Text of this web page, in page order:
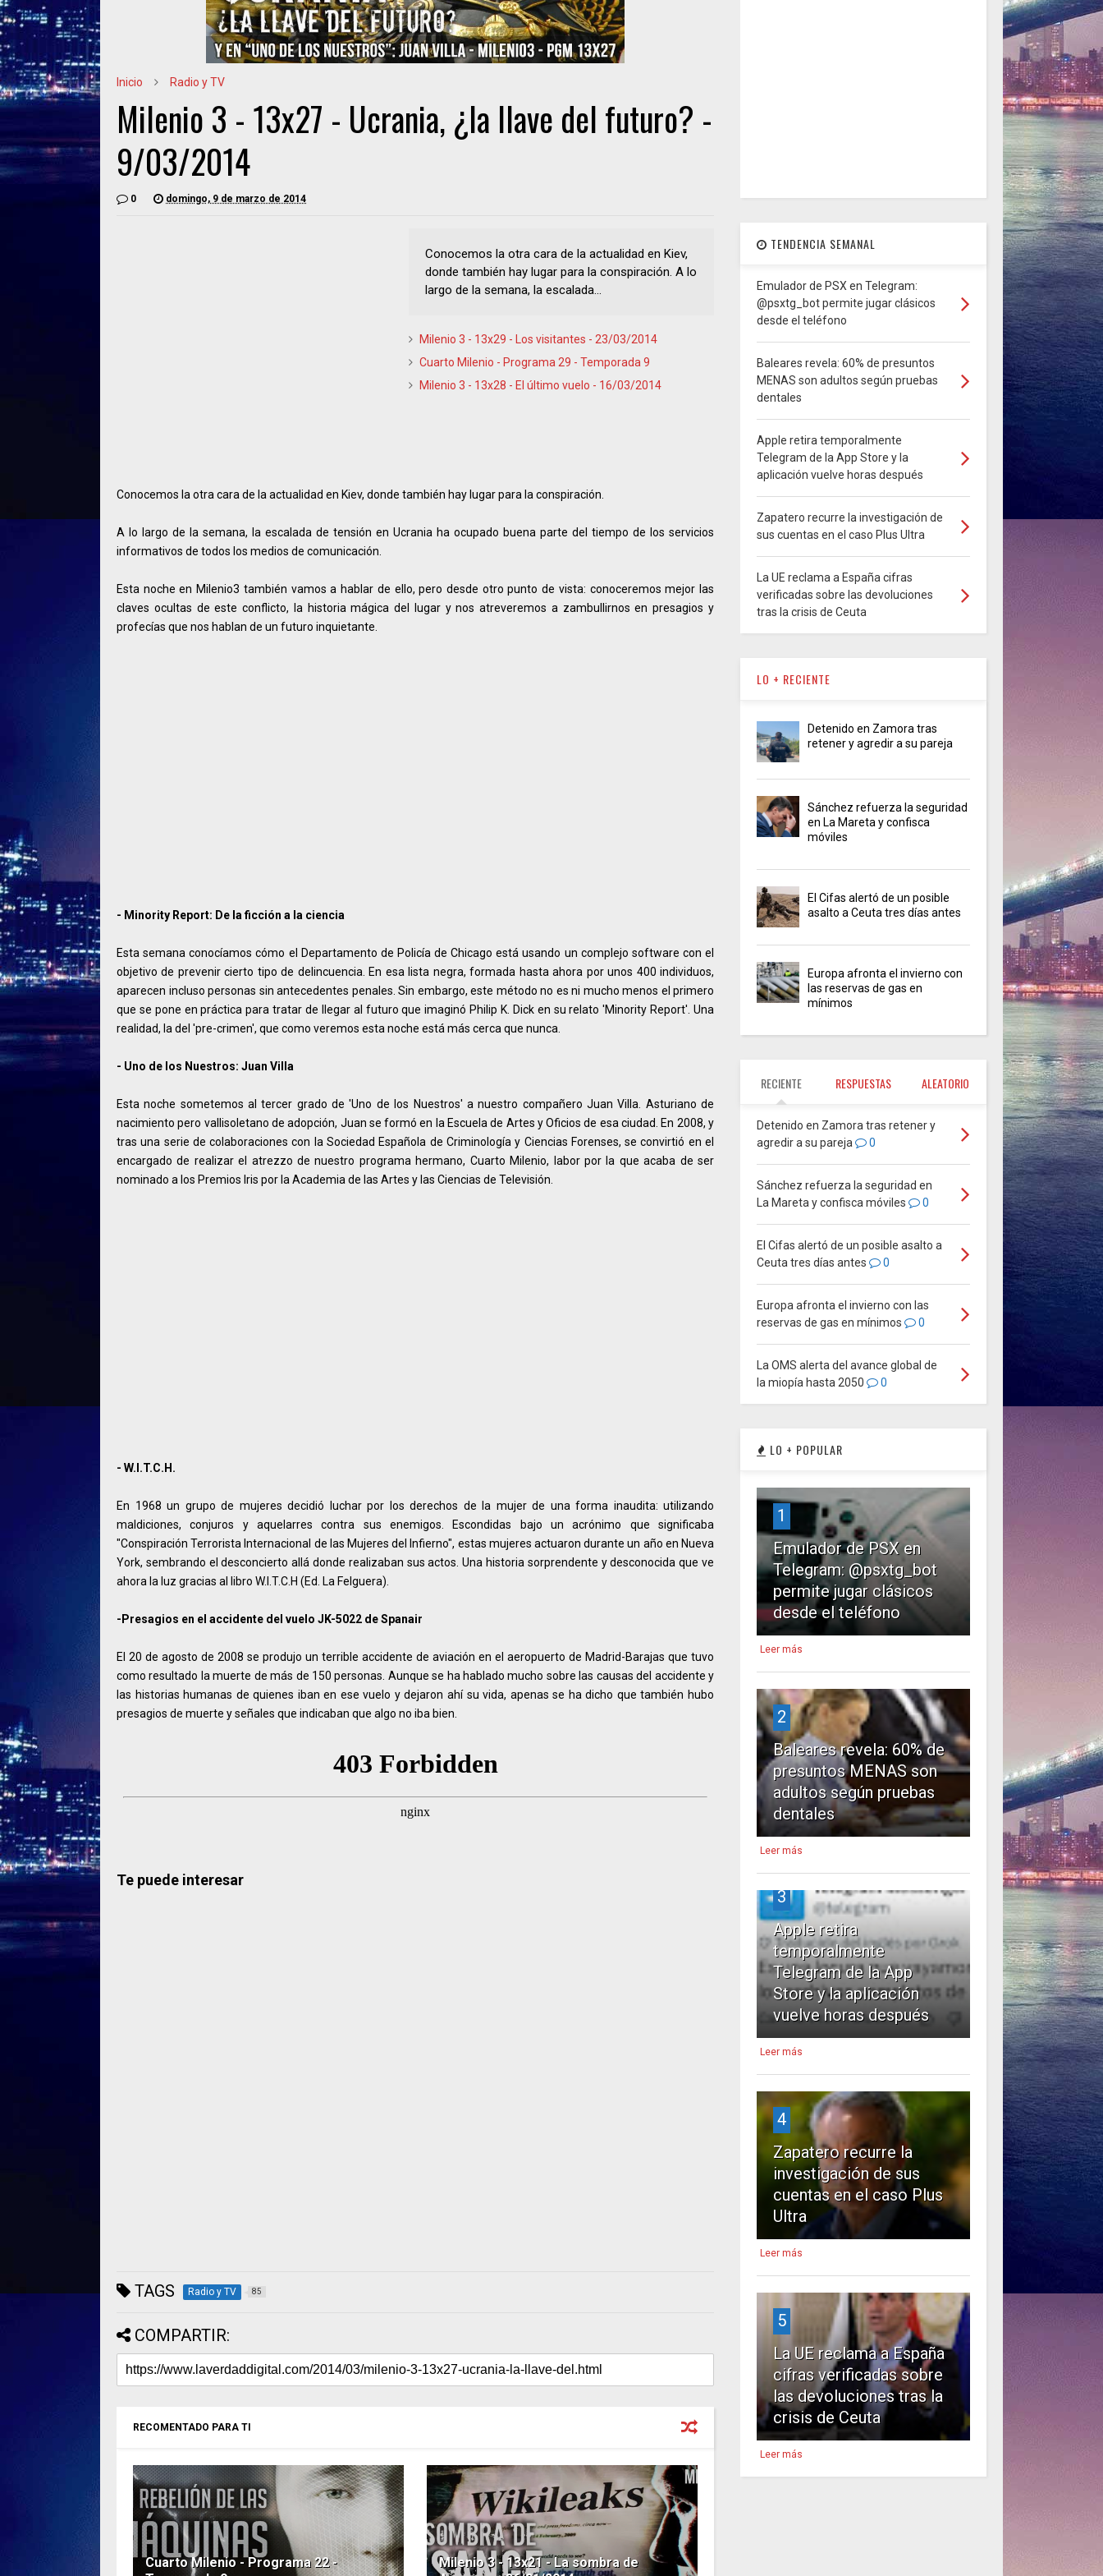
Inicio Radio y TV
Milenio 3 - 13x27 - Ucrania, ¿la llave del futuro? -
9/03/2014
0 domingo, 9 de marzo de 2014
Conocemos la otra cara de la actualidad en Kiev,
donde también hay lugar para la conspiración. A lo
largo de la semana, la escalada...
Milenio 3 - 13x29 - Los visitantes - 23/03/2014
Cuarto Milenio - Programa 29 - Temporada 9
Milenio 3 - 13x28 - El último vuelo - 16/03/2014
Conocemos la otra cara de la actualidad en Kiev, donde también hay lugar para la conspiración.
A lo largo de la semana, la escalada de tensión en Ucrania ha ocupado buena parte del tiempo de los servicios
informativos de todos los medios de comunicación.
Esta noche en Milenio3 también vamos a hablar de ello, pero desde otro punto de vista: conoceremos mejor las
claves ocultas de este conflicto, la historia mágica del lugar y nos atreveremos a zambullirnos en presagios y
profecías que nos hablan de un futuro inquietante.
- Minority Report: De la ficción a la ciencia
Esta semana conocíamos cómo el Departamento de Policía de Chicago está usando un complejo software con el
objetivo de prevenir cierto tipo de delincuencia. En esa lista negra, formada hasta ahora por unos 400 individuos,
aparecen incluso personas sin antecedentes penales. Sin embargo, este método no es ni mucho menos el primero
que se pone en práctica para tratar de llegar al futuro que imaginó Philip K. Dick en su relato 'Minority Report'. Una
realidad, la del 'pre-crimen', que como veremos esta noche está más cerca que nunca.
- Uno de los Nuestros: Juan Villa
Esta noche sometemos al tercer grado de 'Uno de los Nuestros' a nuestro compañero Juan Villa. Asturiano de
nacimiento pero vallisoletano de adopción, Juan se formó en la Escuela de Artes y Oficios de esa ciudad. En 2008, y
tras una serie de colaboraciones con la Sociedad Española de Criminología y Ciencias Forenses, se convirtió en el
encargado de realizar el atrezzo de nuestro programa hermano, Cuarto Milenio, labor por la que acaba de ser
nominado a los Premios Iris por la Academia de las Artes y las Ciencias de Televisión.
- W.I.T.C.H.
En 1968 un grupo de mujeres decidió luchar por los derechos de la mujer de una forma inaudita: utilizando
maldiciones, conjuros y aquelarres contra sus enemigos. Escondidas bajo un acrónimo que significaba
"Conspiración Terrorista Internacional de las Mujeres del Infierno", estas mujeres actuaron durante un año en Nueva
York, sembrando el desconcierto allá donde realizaban sus actos. Una historia sorprendente y desconocida que ve
ahora la luz gracias al libro W.I.T.C.H (Ed. La Felguera).
-Presagios en el accidente del vuelo JK-5022 de Spanair
El 20 de agosto de 2008 se produjo un terrible accidente de aviación en el aeropuerto de Madrid-Barajas que tuvo
como resultado la muerte de más de 150 personas. Aunque se ha hablado mucho sobre las causas del accidente y
las historias humanas de quienes iban en ese vuelo y dejaron ahí su vida, apenas se ha dicho que también hubo
presagios de muerte y señales que indicaban que algo no iba bien.
Te puede interesar
TAGS Radio y TV 85
COMPARTIR:
RECOMENTADO PARA TI
Cuarto Milenio - Programa 22 -
Milenio 3 - 13x21 - La sombra de
TENDENCIA SEMANAL
Emulador de PSX en Telegram:
@psxtg_bot permite jugar clásicos
desde el teléfono
Baleares revela: 60% de presuntos
MENAS son adultos según pruebas
dentales
Apple retira temporalmente
Telegram de la App Store y la
aplicación vuelve horas después
Zapatero recurre la investigación de
sus cuentas en el caso Plus Ultra
La UE reclama a España cifras
verificadas sobre las devoluciones
tras la crisis de Ceuta
LO + RECIENTE
Detenido en Zamora tras
retener y agredir a su pareja
Sánchez refuerza la seguridad
en La Mareta y confisca
móviles
El Cifas alertó de un posible
asalto a Ceuta tres días antes
Europa afronta el invierno con
las reservas de gas en
mínimos
RECIENTE RESPUESTAS ALEATORIO
Detenido en Zamora tras retener y
agredir a su pareja
0
Sánchez refuerza la seguridad en
La Mareta y confisca móviles
0
El Cifas alertó de un posible asalto a
Ceuta tres días antes
0
Europa afronta el invierno con las
reservas de gas en mínimos
0
La OMS alerta del avance global de
la miopía hasta 2050
0
LO + POPULAR
1
Emulador de PSX en
Telegram: @psxtg_bot
permite jugar clásicos
desde el teléfono
Leer más
2
Baleares revela: 60% de
presuntos MENAS son
adultos según pruebas
dentales
Leer más
3
Apple retira
temporalmente
Telegram de la App
Store y la aplicación
vuelve horas después
Leer más
4
Zapatero recurre la
investigación de sus
cuentas en el caso Plus
Ultra
Leer más
5
La UE reclama a España
cifras verificadas sobre
las devoluciones tras la
crisis de Ceuta
Leer más